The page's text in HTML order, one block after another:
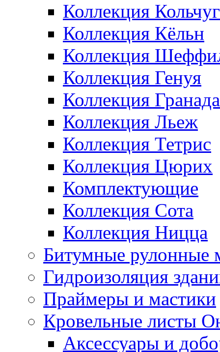
Коллекция
Коллекция Кёльн
Коллекция
Коллекция Генуя
Коллекция Гранада
Коллекция Льеж
Коллекция Тетрис
Коллекция Цюрих
Комплектующие
Коллекция Сота
Коллекция Ницца
Битумные рулонные
Гидроизоляция
Праймеры и мастики
Кровельные листы
Аксессуары и